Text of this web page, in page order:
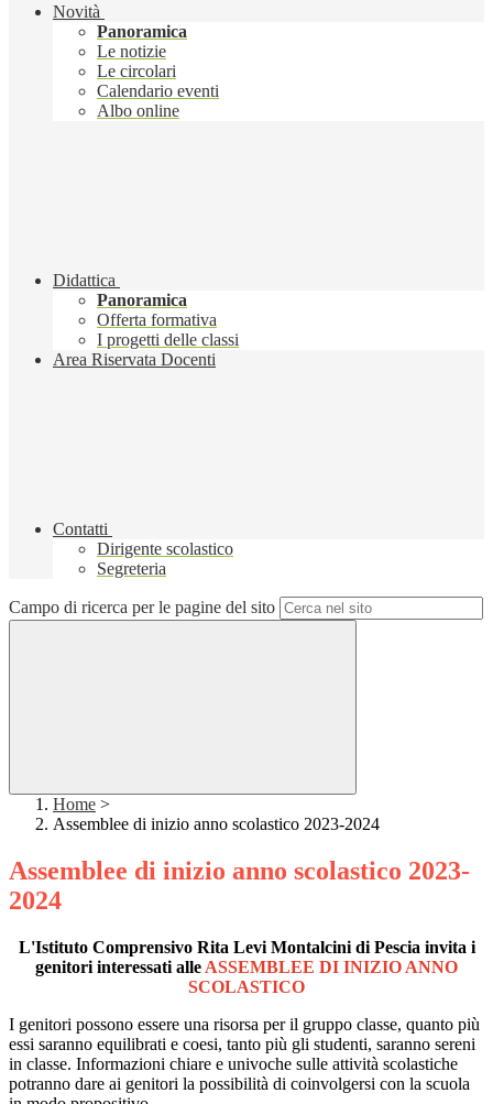
Novità
Panoramica
Le notizie
Le circolari
Calendario eventi
Albo online
Didattica
Panoramica
Offerta formativa
I progetti delle classi
Area Riservata Docenti
Contatti
Dirigente scolastico
Segreteria
Campo di ricerca per le pagine del sito
Home >
Assemblee di inizio anno scolastico 2023-2024
Assemblee di inizio anno scolastico 2023-
2024
L'Istituto Comprensivo Rita Levi Montalcini di Pescia invita i
genitori interessati alle ASSEMBLEE DI INIZIO ANNO
SCOLASTICO
I genitori possono essere una risorsa per il gruppo classe, quanto più
essi saranno equilibrati e coesi, tanto più gli studenti, saranno sereni
in classe. Informazioni chiare e univoche sulle attività scolastiche
potranno dare ai genitori la possibilità di coinvolgersi con la scuola